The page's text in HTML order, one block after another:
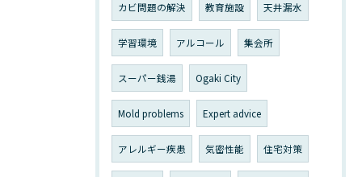
カビ問題の解決 教育施設 天井漏水
学習環境 アルコール 集会所
スーパー銭湯 Ogaki City
Mold problems Expert advice
アレルギー疾患 気密性能 住宅対策